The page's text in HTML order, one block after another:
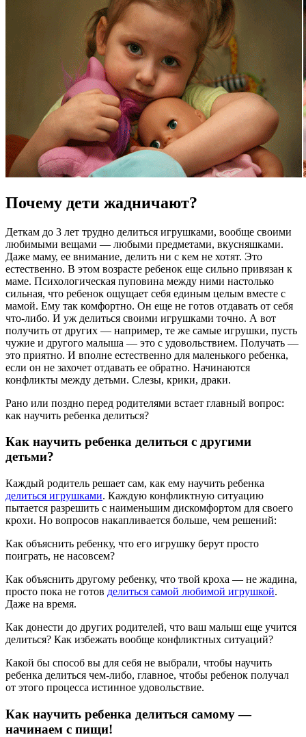
Почему дети жадничают?
Деткам до 3 лет трудно делиться игрушками, вообще своими
любимыми вещами — любыми предметами, вкусняшками.
Даже маму, ее внимание, делить ни с кем не хотят. Это
естественно. В этом возрасте ребенок еще сильно привязан к
маме. Психологическая пуповина между ними настолько
сильная, что ребенок ощущает себя единым целым вместе с
мамой. Ему так комфортно. Он еще не готов отдавать от себя
что-либо. И уж делиться своими игрушками точно. А вот
получить от других — например, те же самые игрушки, пусть
чужие и другого малыша — это с удовольствием. Получать —
это приятно. И вполне естественно для маленького ребенка,
если он не захочет отдавать ее обратно. Начинаются
конфликты между детьми. Слезы, крики, драки.
Рано или поздно перед родителями встает главный вопрос:
как научить ребенка делиться?
Как научить ребенка делиться с другими
детьми?
Каждый родитель решает сам, как ему научить ребенка
делиться игрушками. Каждую конфликтную ситуацию
пытается разрешить с наименьшим дискомфортом для своего
крохи. Но вопросов накапливается больше, чем решений:
Как объяснить ребенку, что его игрушку берут просто
поиграть, не насовсем?
Как объяснить другому ребенку, что твой кроха — не жадина,
просто пока не готов делиться самой любимой игрушкой.
Даже на время.
Как донести до других родителей, что ваш малыш еще учится
делиться? Как избежать вообще конфликтных ситуаций?
Какой бы способ вы для себя не выбрали, чтобы научить
ребенка делиться чем-либо, главное, чтобы ребенок получал
от этого процесса истинное удовольствие.
Как научить ребенка делиться самому —
начинаем с пищи!